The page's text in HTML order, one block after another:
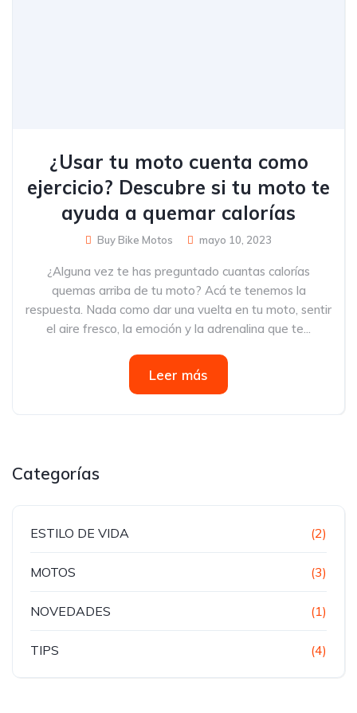
¿Usar tu moto cuenta como
ejercicio? Descubre si tu moto te
ayuda a quemar calorías
Buy Bike Motos mayo 10, 2023
¿Alguna vez te has preguntado cuantas calorías
quemas arriba de tu moto? Acá te tenemos la
respuesta. Nada como dar una vuelta en tu moto, sentir
el aire fresco, la emoción y la adrenalina que te...
Leer más
Categorías
ESTILO DE VIDA (2)
MOTOS (3)
NOVEDADES (1)
TIPS (4)